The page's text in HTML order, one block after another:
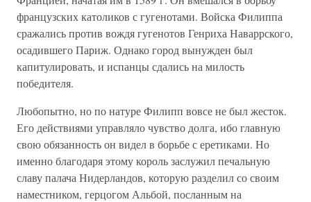
французских католиков с гугенотами. Войска Филиппа
сражались против вождя гугенотов Генриха Наваррского,
осадившего Париж. Однако город вынужден был
капитулировать, и испанцы сдались на милость
победителя.
Любопытно, но по натуре Филипп вовсе не был жесток.
Его действиями управляло чувство долга, ибо главную
свою обязанность он видел в борьбе с еретиками. Но
именно благодаря этому король заслужил печальную
славу палача Нидерландов, которую разделил со своим
наместником, герцогом Альбой, посланным на